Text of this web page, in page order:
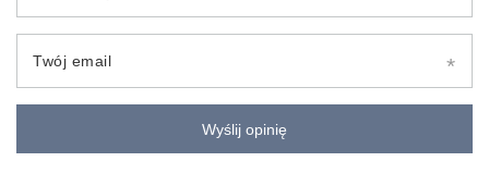
Twój email
Wyślij opinię